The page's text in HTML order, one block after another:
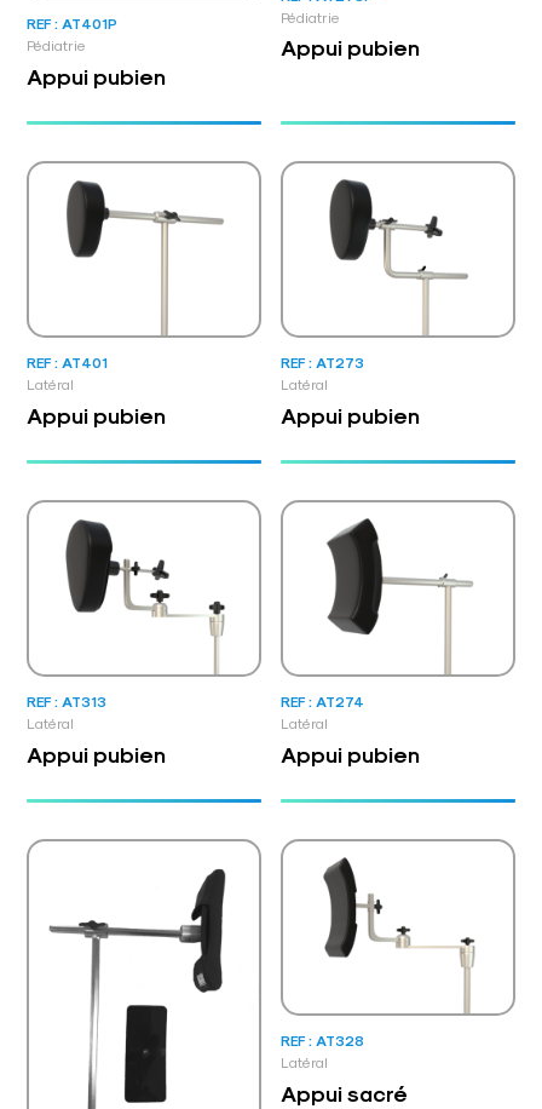
Pédiatrie
REF : AT401P
Appui pubien
Pédiatrie
Appui pubien
Latéral
REF : AT401
Appui pubien
Latéral
REF : AT273
Appui pubien
Latéral
REF : AT313
Appui pubien
Latéral
REF : AT274
Appui pubien
Latéral
REF : AT328
Appui sacré